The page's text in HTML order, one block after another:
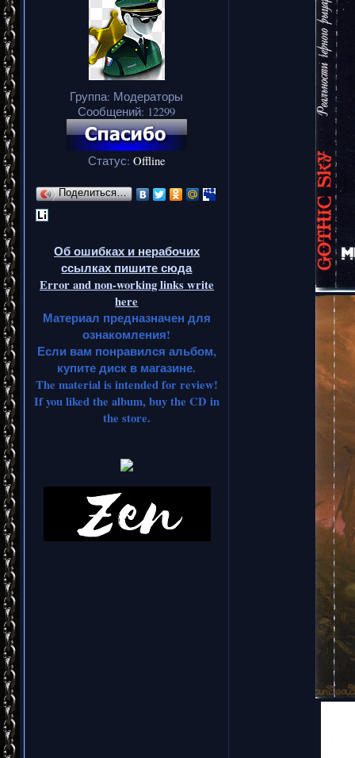
Группа: Модераторы
Сообщений: 12299
Статус: Offline
Поделиться…
Об ошибках и нерабочих
ссылках пишите сюда
Error and non-working links write
here
Материал предназначен для
ознакомления!
Если вам понравился альбом,
купите диск в магазине.
The material is intended for review!
If you liked the album, buy the CD in
the store.